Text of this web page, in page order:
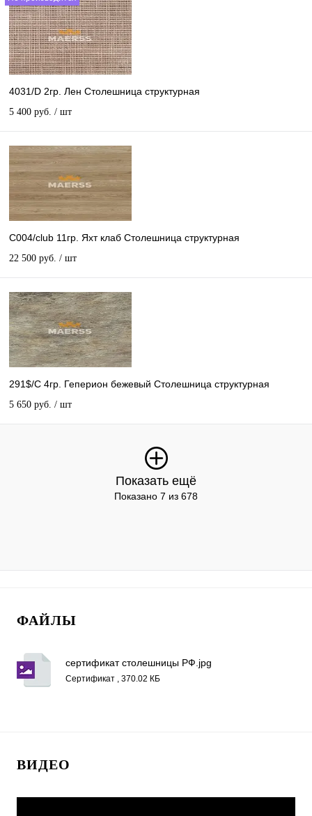
4031/D 2гр. Лен Столешница структурная
5 400 руб. / шт
C004/club 11гр. Яхт клаб Столешница структурная
22 500 руб. / шт
291$/С 4гр. Геперион бежевый Столешница структурная
5 650 руб. / шт
Показать ещё
Показано 7 из 678
ФАЙЛЫ
сертификат столешницы РФ.jpg
Сертификат , 370.02 КБ
ВИДЕО